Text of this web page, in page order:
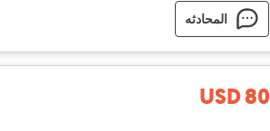
المحادثه
USD 80